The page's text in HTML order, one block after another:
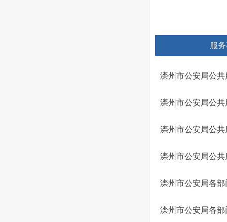
服
滦州市公安局公
滦州市公安局公
滦州市公安局公
滦州市公安局公
滦州市公安局各
滦州市公安局各